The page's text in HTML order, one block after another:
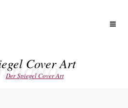
Cover Art
Der Spiegel Cover Art